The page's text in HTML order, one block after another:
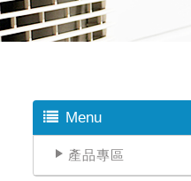
Menu
產品專區